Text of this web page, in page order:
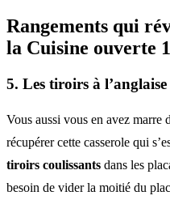
Rangements qui
la Cuisine ouverte
5. Les tiroirs à
Vous aussi vous en avez marre
récupérer cette casserole qui
tiroirs coulissants dans les
besoin de vider la moitié du